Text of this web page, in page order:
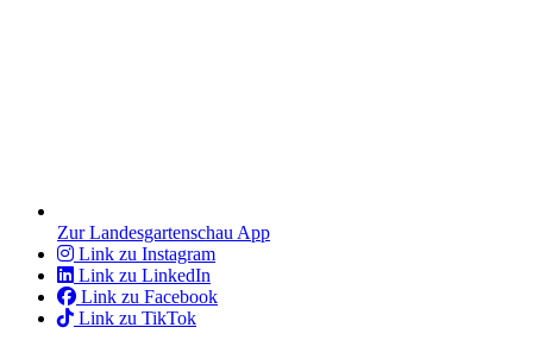
Zur Landesgartenschau App
Link zu Instagram
Link zu LinkedIn
Link zu Facebook
Link zu TikTok